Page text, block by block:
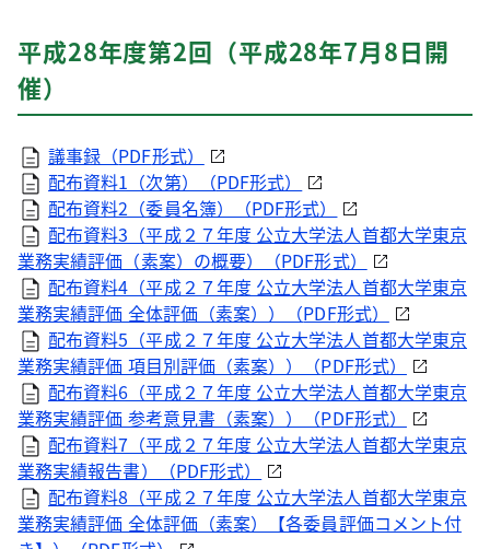
平成28年度第2回（平成28年7月8日開
催）
議事録（PDF形式）
配布資料1（次第）（PDF形式）
配布資料2（委員名簿）（PDF形式）
配布資料3（平成２７年度 公立大学法人首都大学東京
業務実績評価（素案）の概要）（PDF形式）
配布資料4（平成２７年度 公立大学法人首都大学東京
業務実績評価 全体評価（素案））（PDF形式）
配布資料5（平成２７年度 公立大学法人首都大学東京
業務実績評価 項目別評価（素案））（PDF形式）
配布資料6（平成２７年度 公立大学法人首都大学東京
業務実績評価 参考意見書（素案））（PDF形式）
配布資料7（平成２７年度 公立大学法人首都大学東京
業務実績報告書）（PDF形式）
配布資料8（平成２７年度 公立大学法人首都大学東京
業務実績評価 全体評価（素案）【各委員評価コメント付